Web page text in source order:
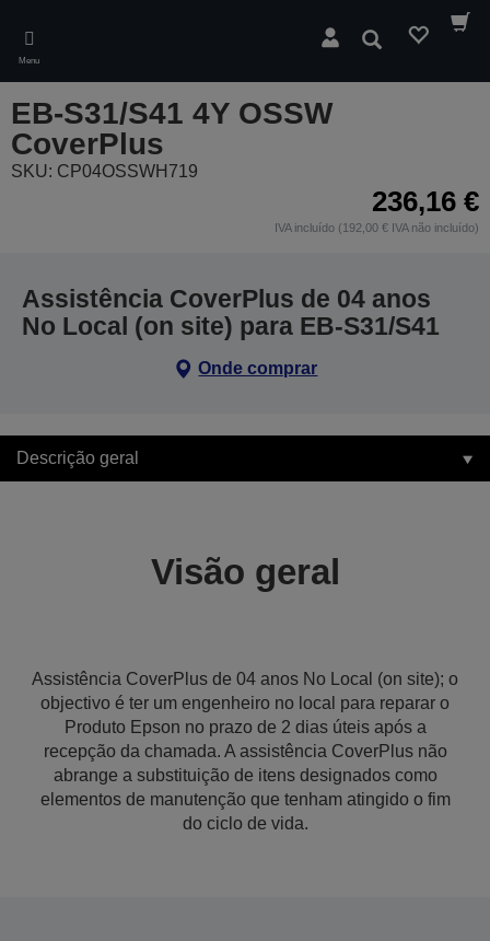
main
content
Menu
Pesquisar
EB-S31/S41 4Y OSSW
CoverPlus
SKU: CP04OSSWH719
236,16 €
IVA incluído (192,00 € IVA não incluído)
Assistência CoverPlus de 04 anos
No Local (on site) para EB-S31/S41
Onde comprar
Descrição geral
Visão geral
Assistência CoverPlus de 04 anos No Local (on site); o
objectivo é ter um engenheiro no local para reparar o
Produto Epson no prazo de 2 dias úteis após a
recepção da chamada. A assistência CoverPlus não
abrange a substituição de itens designados como
elementos de manutenção que tenham atingido o fim
do ciclo de vida.